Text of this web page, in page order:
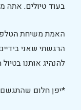
בעוד טיולים. אתה
הרגשתי שאני
להנהיג אותנו
*יפן חלום